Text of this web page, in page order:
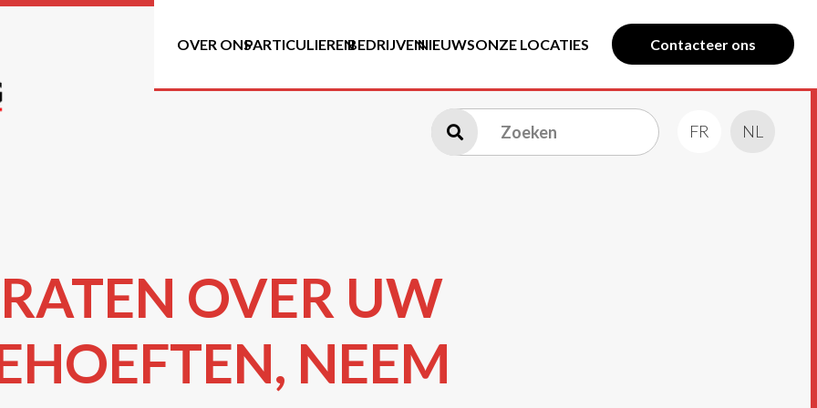
OVER ONSPARTICULIERENBEDRIJVENNIEUWSONZE LOCATIES Contacteer ons
FR NL
OVER UW
NEEM